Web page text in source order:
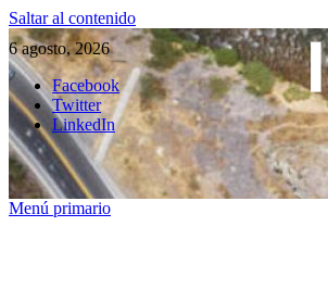
Saltar al contenido
6 agosto, 2026
Facebook
Twitter
LinkedIn
Menú primario